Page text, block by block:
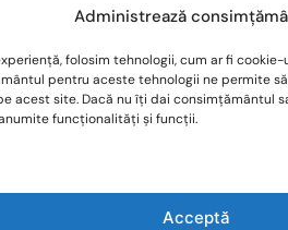
Administrează
folosim tehnologii, cum ar fi
pentru aceste tehnologii ne permite
acest site. Dacă nu îți dai consimțământul
funcționalități și funcții.
Acceptă